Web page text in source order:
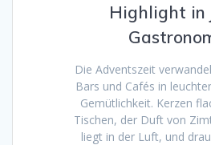
Highlight in
Die Adventszeit
Bars und Cafés in
Gemütlichkeit. Kerzen
Tischen, der Duft von
liegt in der Luft, und